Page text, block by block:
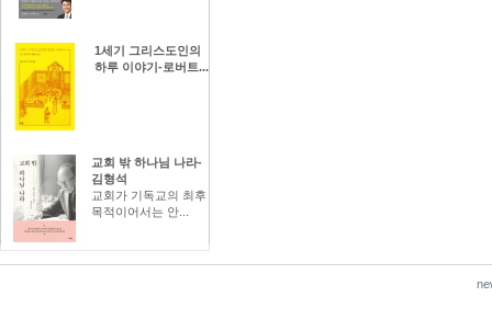
1세기 그리스도인의
하루 이야기-로버트...
교회 밖 하나님 나라-
김형석
교회가 기독교의 최후
목적이어서는 안...